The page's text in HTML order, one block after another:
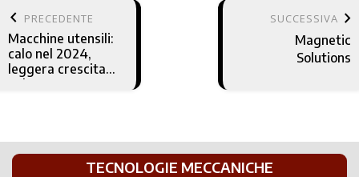
keyboard_arrow_left PRECEDENTE
Macchine utensili:
calo nel 2024,
leggera crescita
nel 2025
SUCCESSIVA keyboard_arrow_right
Magnetic
Solutions
TECNOLOGIE MECCANICHE